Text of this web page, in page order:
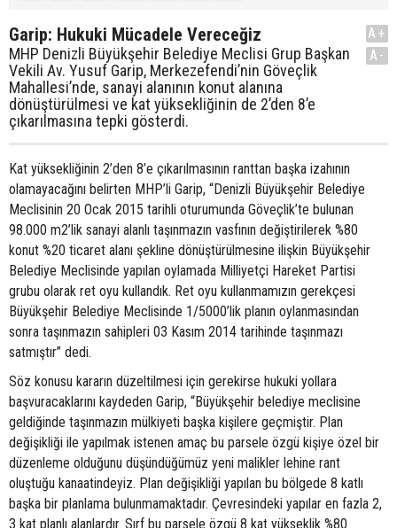
Garip: Hukuki Mücadele Vereceğiz
MHP Denizli Büyükşehir Belediye Meclisi Grup Başkan
Vekili Av. Yusuf Garip, Merkezefendi’nin Göveçlik
Mahallesi’nde, sanayi alanının konut alanına
dönüştürülmesi ve kat yüksekliğinin de 2’den 8’e
çıkarılmasına tepki gösterdi.
A+
A-
Kat yüksekliğinin 2’den 8’e çıkarılmasının ranttan başka izahının
olamayacağını belirten MHP’li Garip, “Denizli Büyükşehir Belediye
Meclisinin 20 Ocak 2015 tarihli oturumunda Göveçlik’te bulunan
98.000 m2’lik sanayi alanlı taşınmazın vasfının değiştirilerek %80
konut %20 ticaret alanı şekline dönüştürülmesine ilişkin Büyükşehir
Belediye Meclisinde yapılan oylamada Milliyetçi Hareket Partisi
grubu olarak ret oyu kullandık. Ret oyu kullanmamızın gerekçesi
Büyükşehir Belediye Meclisinde 1/5000’lik planın oylanmasından
sonra taşınmazın sahipleri 03 Kasım 2014 tarihinde taşınmazı
satmıştır” dedi.
Söz konusu kararın düzeltilmesi için gerekirse hukuki yollara
başvuracaklarını kaydeden Garip, “Büyükşehir belediye meclisine
geldiğinde taşınmazın mülkiyeti başka kişilere geçmiştir. Plan
değişikliği ile yapılmak istenen amaç bu parsele özgü kişiye özel bir
düzenleme olduğunu düşündüğümüz yeni malikler lehine rant
oluştuğu kanaatindeyiz. Plan değişikliği yapılan bu bölgede 8 katlı
başka bir planlama bulunmamaktadır. Çevresindeki yapılar en fazla 2,
3 kat planlı alanlardır. Sırf bu parsele özgü 8 kat yükseklik %80